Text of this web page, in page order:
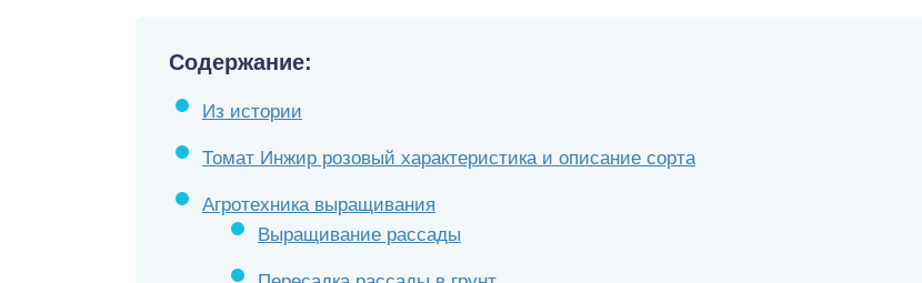
Содержание:
Из истории
Томат Инжир розовый характеристика и описание сорта
Агротехника выращивания
Выращивание рассады